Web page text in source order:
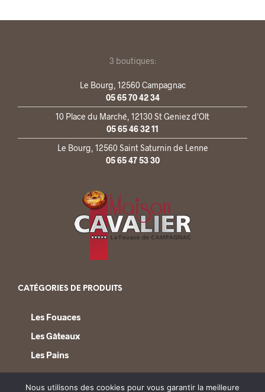
3 boutiques:
Le Bourg, 12560 Campagnac
05 65 70 42 34
10 Place du Marché, 12130 St Geniez d'Olt
05 65 46 32 11
Le Bourg, 12560 Saint Saturnin de Lenne
05 65 47 53 30
CATÉGORIES DE PRODUITS
Les Fouaces
Les Gâteaux
Les Pains
Nous utilisons des cookies pour vous garantir la meilleure